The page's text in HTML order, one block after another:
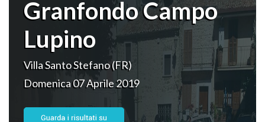
Granfondo Campo
Lupino
Villa Santo Stefano (FR)
Domenica 07 Aprile 2019